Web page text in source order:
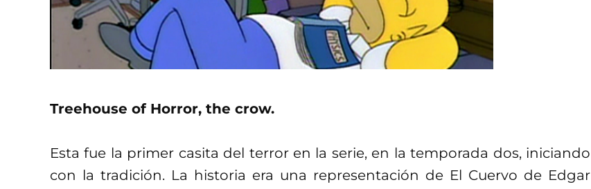
Treehouse of Horror, the crow.
Esta fue la primer casita del terror en la serie, en la temporada dos, iniciando
con la tradición. La historia era una representación de El Cuervo de Edgar